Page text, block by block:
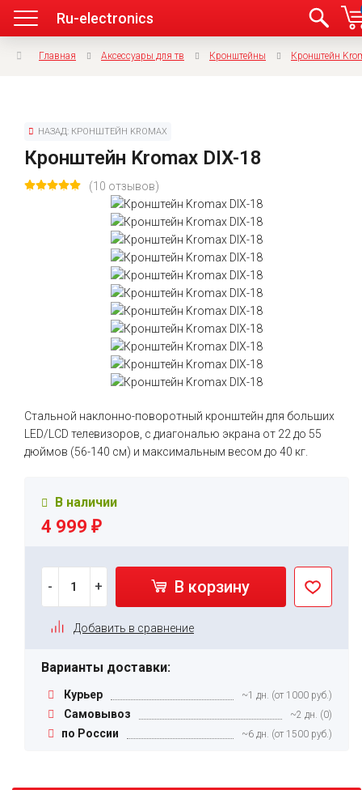
Ru-electronics
Главная Аксессуары для тв Кронштейны Кронштейн
НАЗАД: КРОНШТЕЙН KROMAX
Кронштейн Kromax DIX-18
(10 отзывов)
Стальной наклонно-поворотный кронштейн для больших
LED/LCD телевизоров, с диагональю экрана от 22 до 55
дюймов (56-140 см) и максимальным весом до 40 кг.
В наличии
4 999 ₽
- + В корзину
Добавить в сравнение
Варианты доставки:
Курьер ~1 дн. (от 1000 руб.)
Самовывоз ~2 дн. (0)
по России ~6 дн. (от 1500 руб.)